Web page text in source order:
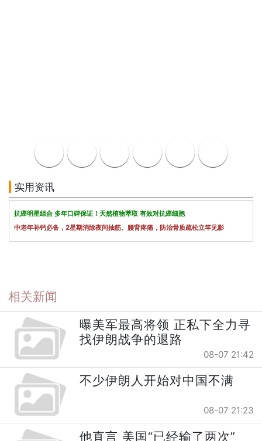
实用资讯
抗癌明星组合 多年口碑保证！天然植物萃取 有效对抗癌细胞
中老年补钙必备，2星期消除夜间抽筋、腰背疼痛，防治骨质疏松立竿见影
相关新闻
曝美军最高将领 正私下全力寻
找伊朗战争的退路
08-07 21:42
不少伊朗人开始对中国不满
08-07 21:23
他直言 美国“已经输了两次”